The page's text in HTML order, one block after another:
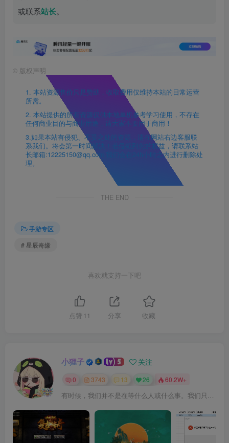
或联系站长。
© 版权声明
1. 本站资源售价只是赞助，收取费用仅维持本站的日常运营
所需。
2. 本站提供的所有资源仅供本地单机参考学习使用，不存在
任何商业目的与商业用途，请大家不要用于商用！
3.如果本站有侵犯、不妥之处的资源，请在网站右边客服联
系我们。将会第一时间解决！若侵犯到您的权益，请联系站
长邮箱:12225150@qq.com 我们会在24h小时之内进行删除处
理。
THE END
手游专区
# 星辰奇缘
喜欢就支持一下吧
点赞 11 分享 收藏
小狸子 关注
0 3743 13 26 60.2W+
有时候，我们并不是在等什么人或什么事。我们只是在静待岁月改变自己